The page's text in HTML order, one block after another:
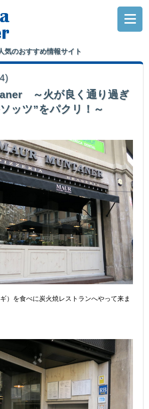
気のおすすめ情報サイト
～火が良く通り過ぎ
ッツ”をパクリ！～
）を食べに炭火焼レストランへやって来ま